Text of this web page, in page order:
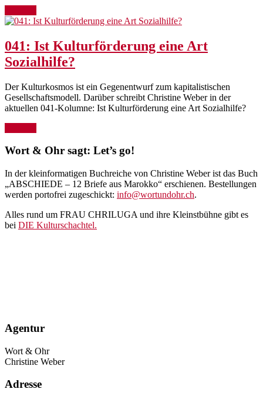
041: Ist Kulturförderung eine Art
Sozialhilfe?
Der Kulturkosmos ist ein Gegenentwurf zum kapitalistischen
Gesellschaftsmodell. Darüber schreibt Christine Weber in der
aktuellen 041-Kolumne: Ist Kulturförderung eine Art Sozialhilfe?
Wort & Ohr sagt: Let’s go!
In der kleinformatigen Buchreiche von Christine Weber ist das Buch
„ABSCHIEDE – 12 Briefe aus Marokko“ erschienen. Bestellungen
werden portofrei zugeschickt: info@wortundohr.ch.
Alles rund um FRAU CHRILUGA und ihre Kleinstbühne gibt es
bei DIE Kulturschachtel.
Agentur
Wort & Ohr
Christine Weber
Adresse